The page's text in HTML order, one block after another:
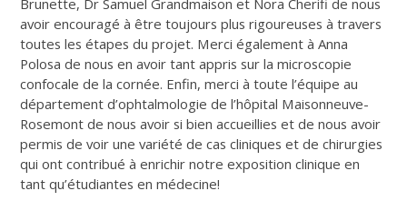
avoir encouragé à être toujours plus rigoureuses à travers
toutes les étapes du projet. Merci également à Anna
Polosa de nous en avoir tant appris sur la microscopie
confocale de la cornée. Enfin, merci à toute l’équipe au
département d’ophtalmologie de l’hôpital Maisonneuve-
Rosemont de nous avoir si bien accueillies et de nous avoir
permis de voir une variété de cas cliniques et de chirurgies
qui ont contribué à enrichir notre exposition clinique en
tant qu’étudiantes en médecine!